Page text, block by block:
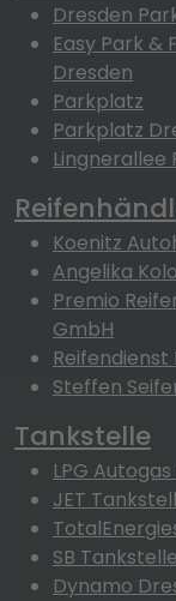
Dresden
Easy Park &
Dresden
Parkplatz
Parkplatz
Lingnerallee
Koenitz
Angelika
Premio
GmbH
Steffen
Tankstelle
LPG
JET
SB Tankstelle
Dynamo